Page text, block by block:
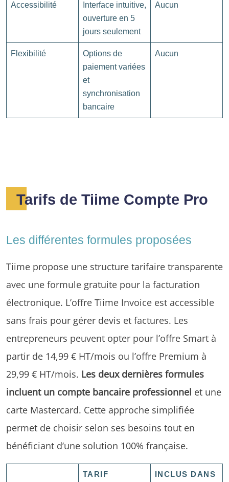
Accessibilité
Interface intuitive,
ouverture en 5
jours seulement
Aucun
Flexibilité
Options de
paiement variées
et
synchronisation
bancaire
Aucun
Tarifs de Tiime Compte Pro
Les différentes formules proposées
Tiime propose une structure tarifaire transparente
avec une formule gratuite pour la facturation
électronique. L’offre Tiime Invoice est accessible
sans frais pour gérer devis et factures. Les
entrepreneurs peuvent opter pour l’offre Smart à
partir de 14,99 € HT/mois ou l’offre Premium à
29,99 € HT/mois. Les deux dernières formules
incluent un compte bancaire professionnel et une
carte Mastercard. Cette approche simplifiée
permet de choisir selon ses besoins tout en
bénéficiant d’une solution 100% française.
TARIF INCLUS DANS